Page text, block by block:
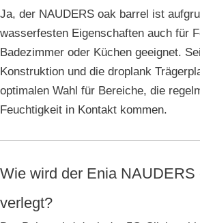
Ja, der NAUDERS oak barrel ist
wasserfesten Eigenschaften auch für
Badezimmer oder Küchen geeignet.
Konstruktion und die droplank
optimalen Wahl für Bereiche, die
Feuchtigkeit in Kontakt kommen.
Wie wird der Enia NAUDERS
verlegt?